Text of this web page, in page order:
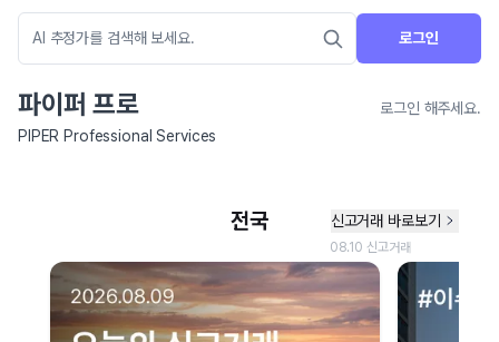
로그인
파이퍼 프로
로그인 해주세요.
PIPER Professional Services